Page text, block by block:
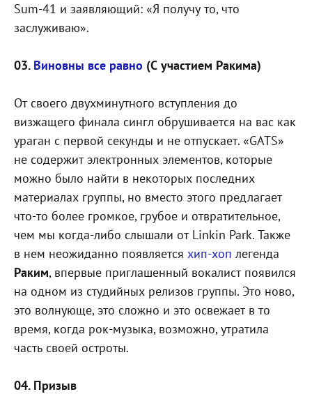
Sum-41 и заявляющий: «Я получу то, что
заслуживаю».
03. Виновны все равно (С участием Ракима)
От своего двухминутного вступления до
визжащего финала сингл обрушивается на вас как
ураган с первой секунды и не отпускает. «GATS»
не содержит электронных элементов, которые
можно было найти в некоторых последних
материалах группы, но вместо этого предлагает
что-то более громкое, грубое и отвратительное,
чем мы когда-либо слышали от Linkin Park. Также
в нем неожиданно появляется хип-хоп легенда
Раким, впервые приглашенный вокалист появился
на одном из студийных релизов группы. Это ново,
это волнующе, это сложно и это освежает в то
время, когда рок-музыка, возможно, утратила
часть своей остроты.
04. Призыв